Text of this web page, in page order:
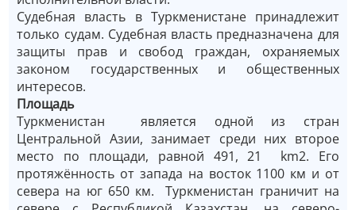
Судебная власть в Туркменистане принадлежит
только судам. Судебная власть предназначена для
защиты прав и свобод граждан, охраняемых
законом государственных и общественных
интересов.
Площадь
Туркменистан является одной из стран
Центральной Азии, занимает среди них второе
место по площади, равной 491, 21 km2. Его
протяжённость от запада на восток 1100 км и от
севера на юг 650 км. Туркменистан граничит на